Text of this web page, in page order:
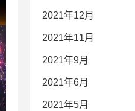
2021年12月
2021年11月
2021年9月
2021年6月
2021年5月